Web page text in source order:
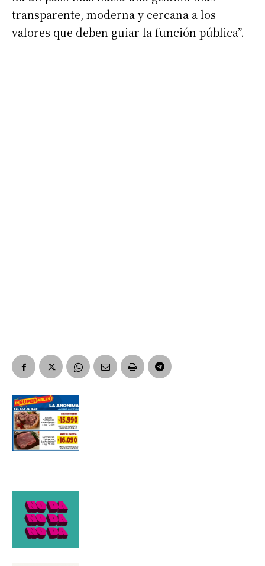
Nombre
transparente, moderna y cercana a los
valores que deben guiar la función pública”.